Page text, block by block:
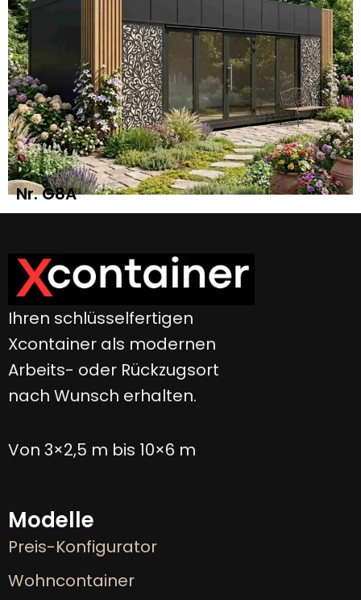
Nr. G8A
Ihren schlüsselfertigen
Xcontainer als modernen
Arbeits- oder Rückzugsort
nach Wunsch erhalten.
Von 3×2,5 m bis 10×6 m
Modelle
Preis-Konfigurator
Wohncontainer